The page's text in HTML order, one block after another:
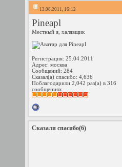
13.08.2011, 16:12
Pineapl
Местный я, халявщик
Регистрация: 25.04.2011
Адрес: москва
Сообщений: 284
Сказал(а) спасибо: 4,636
Поблагодарили 2,042 раз(а) в 316
сообщениях
Сказали спасибо(6)